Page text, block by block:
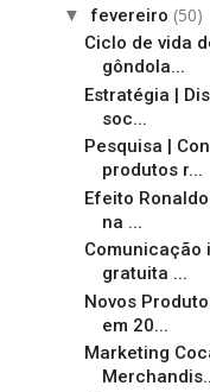
▼ fevereiro (50)
Ciclo de vida
gôndola...
Estratégia |
soc...
Pesquisa |
produtos r...
Efeito
na ...
Comunicação
gratuita ...
Novos
em 20...
Marketing